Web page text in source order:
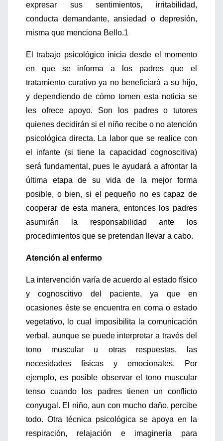
expresar sus sentimientos, irritabilidad,
conducta demandante, ansiedad o depresión,
misma que menciona Bello.1
El trabajo psicológico inicia desde el momento
en que se informa a los padres que el
tratamiento curativo ya no beneficiará a su hijo,
y dependiendo de cómo tomen esta noticia se
les ofrece apoyo. Son los padres o tutores
quienes decidirán si el niño recibe o no atención
psicológica directa. La labor que se realice con
el infante (si tiene la capacidad cognoscitiva)
será fundamental, pues le ayudará a afrontar la
última etapa de su vida de la mejor forma
posible, o bien, si el pequeño no es capaz de
cooperar de esta manera, entonces los padres
asumirán la responsabilidad ante los
procedimientos que se pretendan llevar a cabo.
Atención al enfermo
La intervención varía de acuerdo al estado físico
y cognoscitivo del paciente, ya que en
ocasiones éste se encuentra en coma o estado
vegetativo, lo cual imposibilita la comunicación
verbal, aunque se puede interpretar a través del
tono muscular u otras respuestas, las
necesidades físicas y emocionales. Por
ejemplo, es posible observar el tono muscular
tenso cuando los padres tienen un conflicto
conyugal. El niño, aun con mucho daño, percibe
todo. Otra técnica psicológica se apoya en la
respiración, relajación e imaginería para